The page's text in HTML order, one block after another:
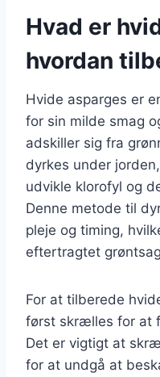
Hvad er
hvordan
Hvide asparges er
for sin milde smag
adskiller sig fra
dyrkes under
udvikle klorofyl og
Denne metode til
pleje og timing,
eftertragtet
For at tilberede
først skrælles for at
Det er vigtigt at
for at undgå at